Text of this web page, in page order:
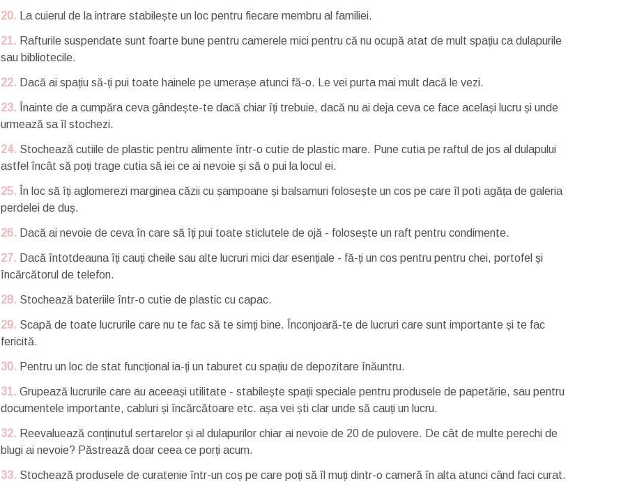
20. La cuierul de la intrare stabilește un loc pentru fiecare membru al familiei.
21. Rafturile suspendate sunt foarte bune pentru camerele mici pentru că nu ocupă atat de mult spațiu ca dulapurile
sau bibliotecile.
22. Dacă ai spațiu să-ți pui toate hainele pe umerașe atunci fă-o. Le vei purta mai mult dacă le vezi.
23. Înainte de a cumpăra ceva gândește-te dacă chiar îți trebuie, dacă nu ai deja ceva ce face același lucru și unde
urmează sa îl stochezi.
24. Stochează cutiile de plastic pentru alimente într-o cutie de plastic mare. Pune cutia pe raftul de jos al dulapului
astfel încât să poți trage cutia să iei ce ai nevoie și să o pui la locul ei.
25. În loc să îți aglomerezi marginea căzii cu șampoane și balsamuri folosește un cos pe care îl poti agăța de galeria
perdelei de duș.
26. Dacă ai nevoie de ceva în care să îți pui toate sticlutele de ojă - folosește un raft pentru condimente.
27. Dacă întotdeauna îți cauți cheile sau alte lucruri mici dar esențiale - fă-ți un cos pentru pentru chei, portofel și
încărcătorul de telefon.
28. Stochează bateriile într-o cutie de plastic cu capac.
29. Scapă de toate lucrurile care nu te fac să te simți bine. Înconjoară-te de lucruri care sunt importante și te fac
fericită.
30. Pentru un loc de stat funcțional ia-ți un taburet cu spațiu de depozitare înăuntru.
31. Grupează lucrurile care au aceeași utilitate - stabilește spații speciale pentru produsele de papetărie, sau pentru
documentele importante, cabluri și încărcătoare etc. așa vei ști clar unde să cauți un lucru.
32. Reevaluează conținutul sertarelor și al dulapurilor chiar ai nevoie de 20 de pulovere. De cât de multe perechi de
blugi ai nevoie? Păstrează doar ceea ce porți acum.
33. Stochează produsele de curatenie într-un coș pe care poți să îl muți dintr-o cameră în alta atunci când faci curat.